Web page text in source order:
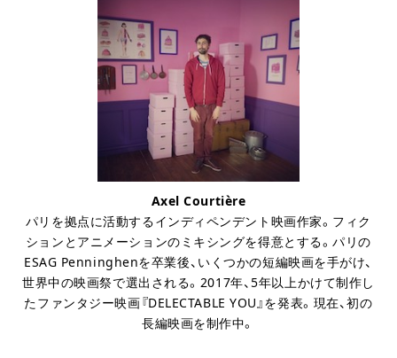
Axel Courtière
パリを拠点に活動するインディペンデント映画作家。フィク
ションとアニメーションのミキシングを得意とする。パリの
ESAG Penninghenを卒業後、いくつかの短編映画を手がけ、
世界中の映画祭で選出される。2017年、5年以上かけて制作し
たファンタジー映画『DELECTABLE YOU』を発表。現在、初の
長編映画を制作中。